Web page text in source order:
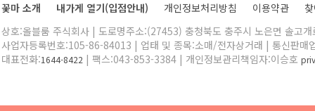
꽃마 소개 내가게 열기(입점안내) 개인정보처리방침 이용약관
상호:올블룸 주식회사 | 도로명주소:(27453) 충청북도 충주시 노은면 솔고
사업자등록번호:105-86-84013 | 업태 및 종목:소매/전자상거래 | 통신판매
대표전화:1644-8422 | 팩스:043-853-3384 | 개인정보관리책임자:이승호